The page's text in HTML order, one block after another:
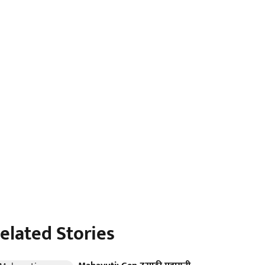
Stories